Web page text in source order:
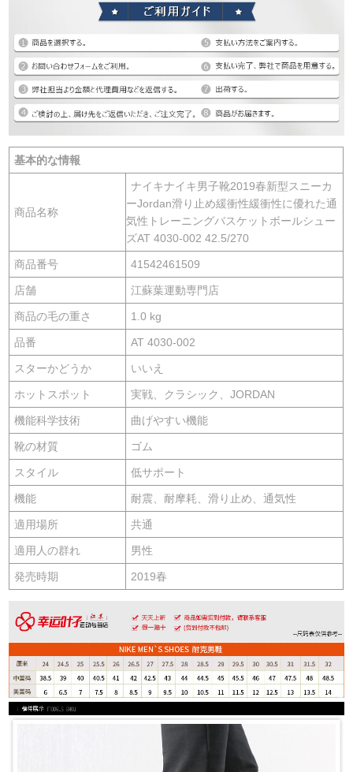
基本的な情報
商品名称
ナイキナイキ男子靴2019春新型スニーカ
ーJordan滑り止め緩衝性緩衝性に優れた通
気性トレーニングバスケットボールシュー
ズAT 4030-002 42.5/270
商品番号 41542461509
店舗 江蘇葉運動専門店
商品の毛の重さ 1.0 kg
品番 AT 4030-002
スターかどうか いいえ
ホットスポット 実戦、クラシック、JORDAN
機能科学技術 曲げやすい機能
靴の材質 ゴム
スタイル 低サポート
機能 耐震、耐摩耗、滑り止め、通気性
適用場所 共通
適用人の群れ 男性
発売時期 2019春